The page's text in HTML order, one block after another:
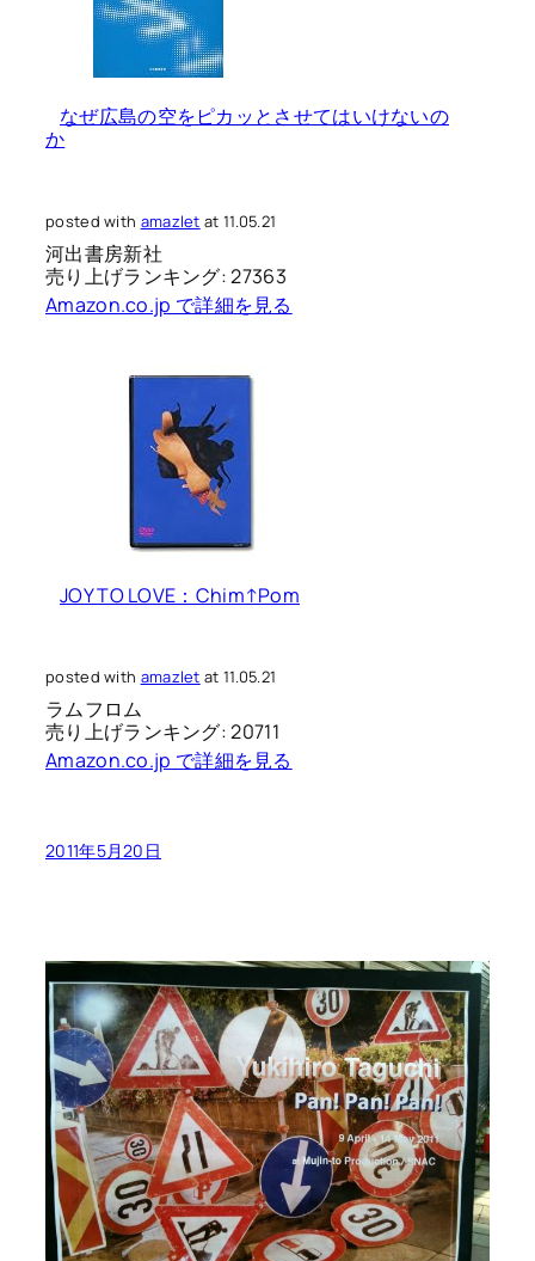
なぜ広島の空をピカッとさせてはいけないの
か
posted with amazlet at 11.05.21
河出書房新社
売り上げランキング: 27363
Amazon.co.jp で詳細を見る
JOY TO LOVE：Chim↑Pom
posted with amazlet at 11.05.21
ラムフロム
売り上げランキング: 20711
Amazon.co.jp で詳細を見る
2011年5月20日